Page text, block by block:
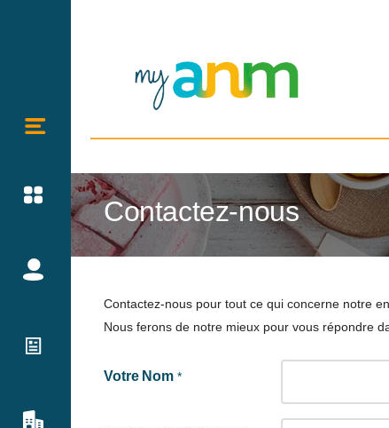
Contactez-nous
Contactez-nous pour tout ce qui concerne notre
Nous ferons de notre mieux pour vous répondre
Votre Nom *